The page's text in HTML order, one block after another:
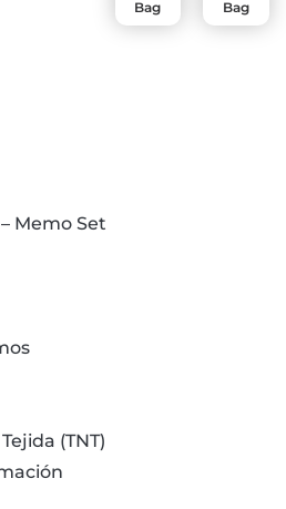
Bag
Bag
Memo Set
(TNT)